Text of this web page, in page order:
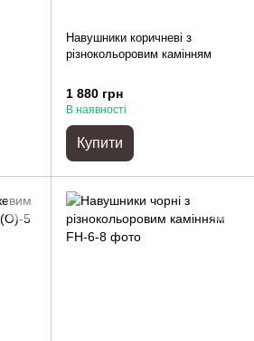
Навушники коричневі з
різнокольоровим камінням
1 880 грн
В наявності
Купити